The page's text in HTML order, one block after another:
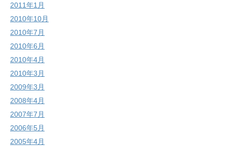
2011年1月
2010年10月
2010年7月
2010年6月
2010年4月
2010年3月
2009年3月
2008年4月
2007年7月
2006年5月
2005年4月